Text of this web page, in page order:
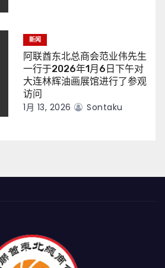
新闻
阿联酋东北总商会范业伟先生
一行于2026年1月6日下午对
大连林辉油画展馆进行了参观
访问
1月 13, 2026 Sontaku